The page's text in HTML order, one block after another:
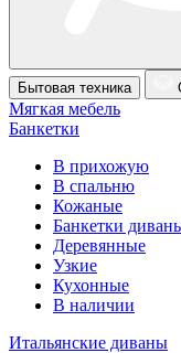
Бытовая техника
Мягкая мебель
Банкетки
В прихожую
В спальню
Кожаные
Банкетки
Деревянные
Узкие
Кухонные
В наличии
Итальянские диваны